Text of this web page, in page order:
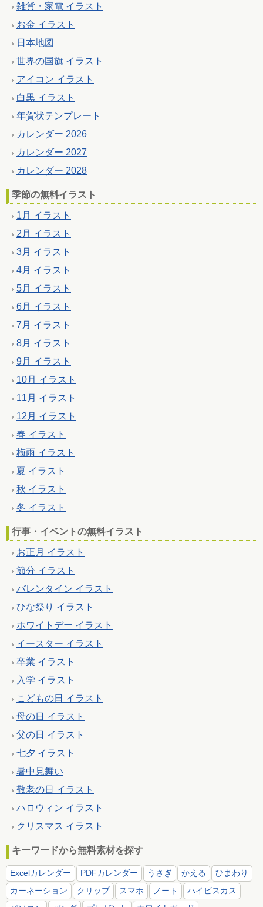
雑貨・家電 イラスト
お金 イラスト
日本地図
世界の国旗 イラスト
アイコン イラスト
白黒 イラスト
年賀状テンプレート
カレンダー 2026
カレンダー 2027
カレンダー 2028
季節の無料イラスト
1月 イラスト
2月 イラスト
3月 イラスト
4月 イラスト
5月 イラスト
6月 イラスト
7月 イラスト
8月 イラスト
9月 イラスト
10月 イラスト
11月 イラスト
12月 イラスト
春 イラスト
梅雨 イラスト
夏 イラスト
秋 イラスト
冬 イラスト
行事・イベントの無料イラスト
お正月 イラスト
節分 イラスト
バレンタイン イラスト
ひな祭り イラスト
ホワイトデー イラスト
イースター イラスト
卒業 イラスト
入学 イラスト
こどもの日 イラスト
母の日 イラスト
父の日 イラスト
七夕 イラスト
暑中見舞い
敬老の日 イラスト
ハロウィン イラスト
クリスマス イラスト
キーワードから無料素材を探す
Excelカレンダー PDFカレンダー うさぎ かえる
ひまわり
カーネーション
クリップ スマホ ノート
ハイビスカス